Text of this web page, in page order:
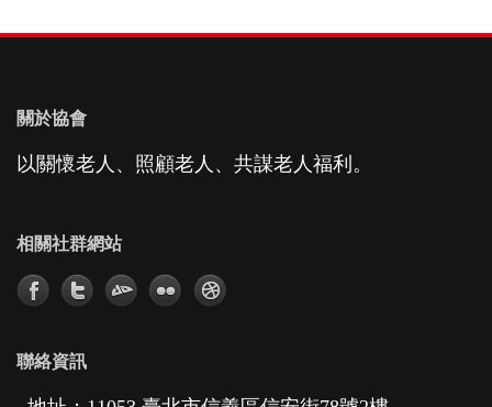
關於協會
以關懷老人、照顧老人、共謀老人福利。
相關社群網站
聯絡資訊